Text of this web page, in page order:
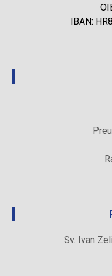
IBAN:
Sv. Ivan